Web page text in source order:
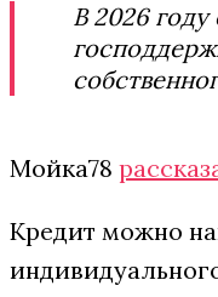
В 2026
Мойка78
Кредит можно